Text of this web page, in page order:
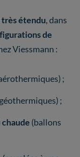
étendu, dans
de
Viessmann :
;
;
chaude (ballons